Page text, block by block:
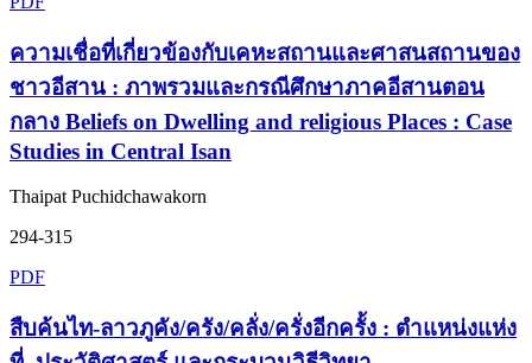
ความเชื่อที่เกี่ยวข้องกับเคหะสถานและศาสนสถานของ
ชาวอีสาน : ภาพรวมและกรณีศึกษาภาคอีสานตอน
กลาง Beliefs on Dwelling and religious Places : Case
Studies in Central Isan
Thaipat Puchidchawakorn
294-315
PDF
สืบค้นไท-ลาวภูคัง/ครัง/คลั่ง/ครั่งอีกครั้ง : ตำแหน่งแห่ง